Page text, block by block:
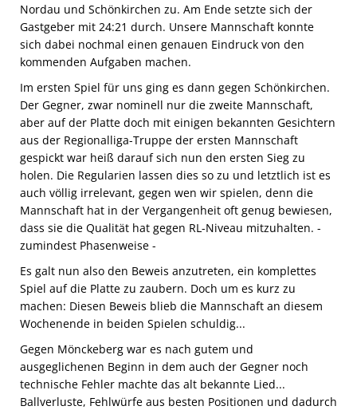
Nordau und Schönkirchen zu. Am Ende setzte sich der
Gastgeber mit 24:21 durch. Unsere Mannschaft konnte
sich dabei nochmal einen genauen Eindruck von den
kommenden Aufgaben machen.
Im ersten Spiel für uns ging es dann gegen Schönkirchen.
Der Gegner, zwar nominell nur die zweite Mannschaft,
aber auf der Platte doch mit einigen bekannten Gesichtern
aus der Regionalliga-Truppe der ersten Mannschaft
gespickt war heiß darauf sich nun den ersten Sieg zu
holen. Die Regularien lassen dies so zu und letztlich ist es
auch völlig irrelevant, gegen wen wir spielen, denn die
Mannschaft hat in der Vergangenheit oft genug bewiesen,
dass sie die Qualität hat gegen RL-Niveau mitzuhalten. -
zumindest Phasenweise -
Es galt nun also den Beweis anzutreten, ein komplettes
Spiel auf die Platte zu zaubern. Doch um es kurz zu
machen: Diesen Beweis blieb die Mannschaft an diesem
Wochenende in beiden Spielen schuldig...
Gegen Mönckeberg war es nach gutem und
ausgeglichenen Beginn in dem auch der Gegner noch
technische Fehler machte das alt bekannte Lied...
Ballverluste, Fehlwürfe aus besten Positionen und dadurch